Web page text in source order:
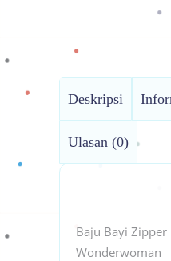
Deskripsi
Ulasan (0)
Baju Bayi
Wonderwoman